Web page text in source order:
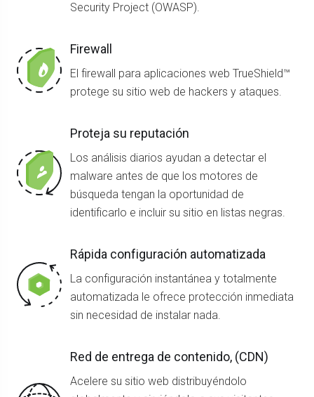
Security Project (OWASP).
Firewall
El firewall para aplicaciones web TrueShield™
protege su sitio web de hackers y ataques.
Proteja su reputación
Los análisis diarios ayudan a detectar el
malware antes de que los motores de
búsqueda tengan la oportunidad de
identificarlo e incluir su sitio en listas negras.
Rápida configuración automatizada
La configuración instantánea y totalmente
automatizada le ofrece protección inmediata
sin necesidad de instalar nada.
Red de entrega de contenido, (CDN)
Acelere su sitio web distribuyéndolo